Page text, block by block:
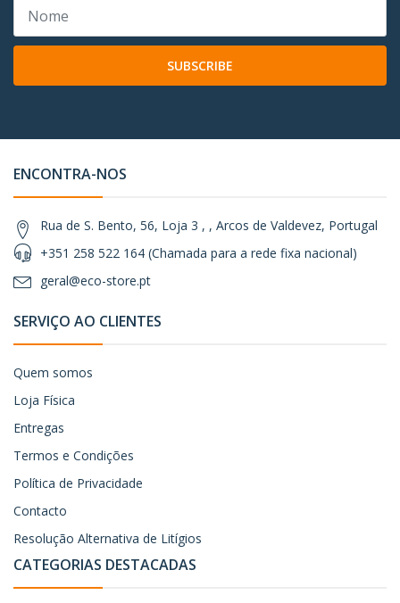
SUBSCRIBE
ENCONTRA-NOS
Rua de S. Bento, 56, Loja 3 , , Arcos de Valdevez, Portugal
+351 258 522 164 (Chamada para a rede fixa nacional)
geral@eco-store.pt
SERVIÇO AO CLIENTES
Quem somos
Loja Física
Entregas
Termos e Condições
Política de Privacidade
Contacto
Resolução Alternativa de Litígios
CATEGORIAS DESTACADAS